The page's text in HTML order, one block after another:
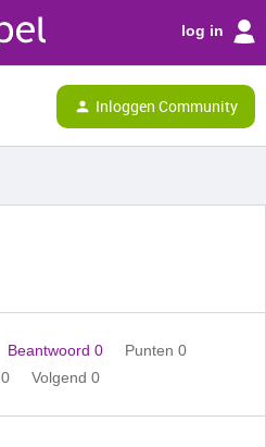
log in
Inloggen Community
Beantwoord 0
Punten 0
0 Volgend 0